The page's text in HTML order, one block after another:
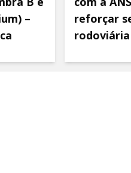
–
reforçar
rodoviária